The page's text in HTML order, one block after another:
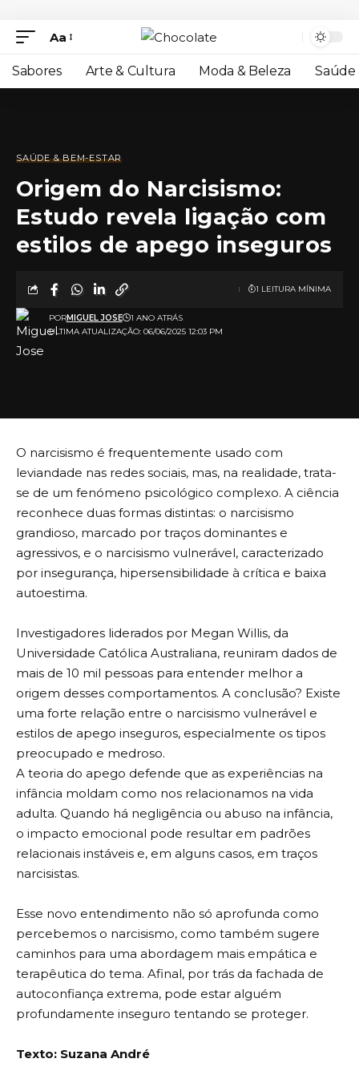
Aa
Sabores Arte & Cultura Moda & Beleza Saúde
SAÚDE & BEM-ESTAR
Origem do Narcisismo:
Estudo revela ligação com
estilos de apego inseguros
ULTIMA ATUALIZAÇÃO: 06/06/2025 12:03 PM
PORMIGUEL JOSE 1 ANO ATRÁS
1 LEITURA MÍNIMA
O narcisismo é frequentemente usado com
leviandade nas redes sociais, mas, na realidade, trata-
se de um fenómeno psicológico complexo. A ciência
reconhece duas formas distintas: o narcisismo
grandioso, marcado por traços dominantes e
agressivos, e o narcisismo vulnerável, caracterizado
por insegurança, hipersensibilidade à crítica e baixa
autoestima.
Investigadores liderados por Megan Willis, da
Universidade Católica Australiana, reuniram dados de
mais de 10 mil pessoas para entender melhor a
origem desses comportamentos. A conclusão? Existe
uma forte relação entre o narcisismo vulnerável e
estilos de apego inseguros, especialmente os tipos
preocupado e medroso.
A teoria do apego defende que as experiências na
infância moldam como nos relacionamos na vida
adulta. Quando há negligência ou abuso na infância,
o impacto emocional pode resultar em padrões
relacionais instáveis e, em alguns casos, em traços
narcisistas.
Esse novo entendimento não só aprofunda como
percebemos o narcisismo, como também sugere
caminhos para uma abordagem mais empática e
terapêutica do tema. Afinal, por trás da fachada de
autoconfiança extrema, pode estar alguém
profundamente inseguro tentando se proteger.
Texto: Suzana André